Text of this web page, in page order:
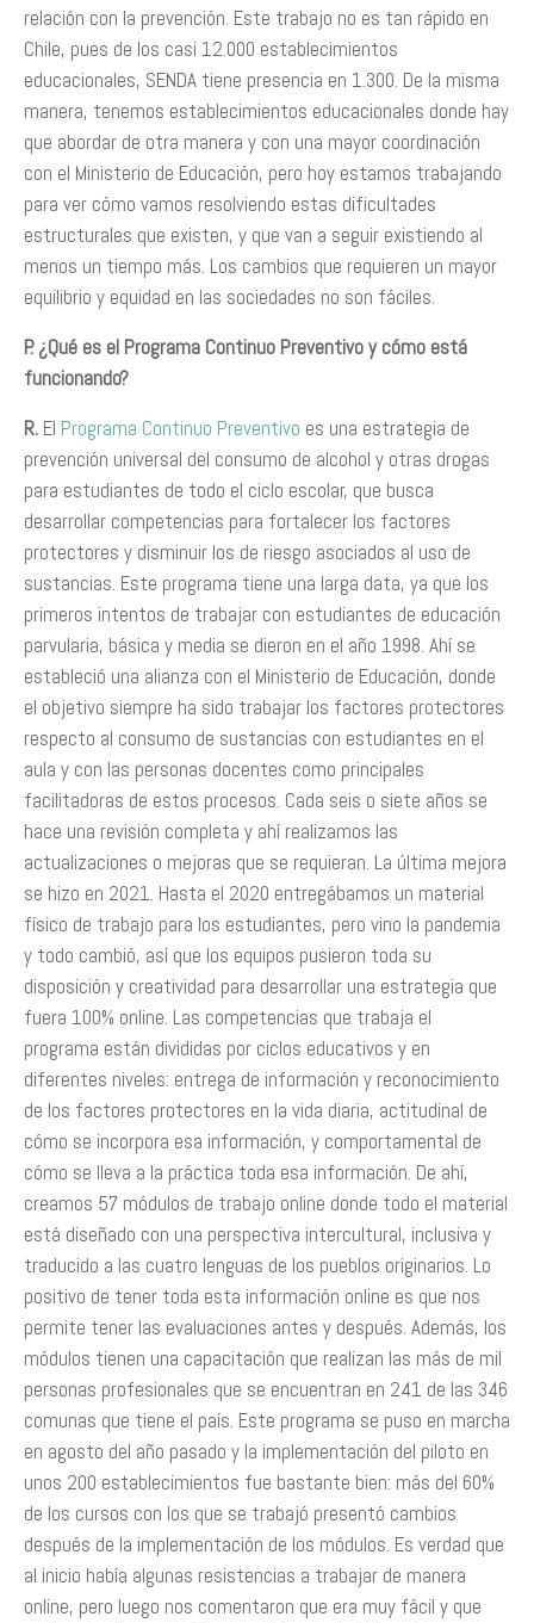
relación con la prevención. Este trabajo no es tan rápido en
Chile, pues de los casi 12.000 establecimientos
educacionales, SENDA tiene presencia en 1.300. De la misma
manera, tenemos establecimientos educacionales donde hay
que abordar de otra manera y con una mayor coordinación
con el Ministerio de Educación, pero hoy estamos trabajando
para ver cómo vamos resolviendo estas dificultades
estructurales que existen, y que van a seguir existiendo al
menos un tiempo más. Los cambios que requieren un mayor
equilibrio y equidad en las sociedades no son fáciles.
P. ¿Qué es el Programa Continuo Preventivo y cómo está
funcionando?
R. El Programa Continuo Preventivo es una estrategia de
prevención universal del consumo de alcohol y otras drogas
para estudiantes de todo el ciclo escolar, que busca
desarrollar competencias para fortalecer los factores
protectores y disminuir los de riesgo asociados al uso de
sustancias. Este programa tiene una larga data, ya que los
primeros intentos de trabajar con estudiantes de educación
parvularia, básica y media se dieron en el año 1998. Ahí se
estableció una alianza con el Ministerio de Educación, donde
el objetivo siempre ha sido trabajar los factores protectores
respecto al consumo de sustancias con estudiantes en el
aula y con las personas docentes como principales
facilitadoras de estos procesos. Cada seis o siete años se
hace una revisión completa y ahí realizamos las
actualizaciones o mejoras que se requieran. La última mejora
se hizo en 2021. Hasta el 2020 entregábamos un material
físico de trabajo para los estudiantes, pero vino la pandemia
y todo cambió, así que los equipos pusieron toda su
disposición y creatividad para desarrollar una estrategia que
fuera 100% online. Las competencias que trabaja el
programa están divididas por ciclos educativos y en
diferentes niveles: entrega de información y reconocimiento
de los factores protectores en la vida diaria, actitudinal de
cómo se incorpora esa información, y comportamental de
cómo se lleva a la práctica toda esa información. De ahí,
creamos 57 módulos de trabajo online donde todo el material
está diseñado con una perspectiva intercultural, inclusiva y
traducido a las cuatro lenguas de los pueblos originarios. Lo
positivo de tener toda esta información online es que nos
permite tener las evaluaciones antes y después. Además, los
módulos tienen una capacitación que realizan las más de mil
personas profesionales que se encuentran en 241 de las 346
comunas que tiene el país. Este programa se puso en marcha
en agosto del año pasado y la implementación del piloto en
unos 200 establecimientos fue bastante bien: más del 60%
de los cursos con los que se trabajó presentó cambios
después de la implementación de los módulos. Es verdad que
al inicio había algunas resistencias a trabajar de manera
online, pero luego nos comentaron que era muy fácil y que